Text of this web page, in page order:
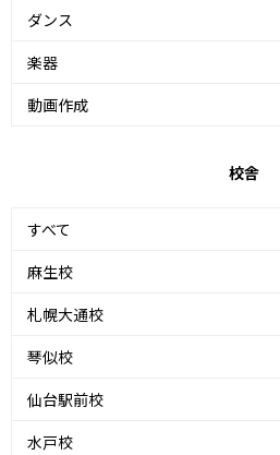
ダンス
楽器
動画作成
校舎
すべて
麻生校
札幌大通校
琴似校
仙台駅前校
水戸校